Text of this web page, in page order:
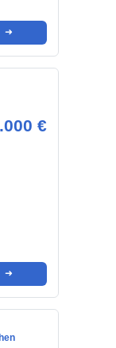
➜
€
➜